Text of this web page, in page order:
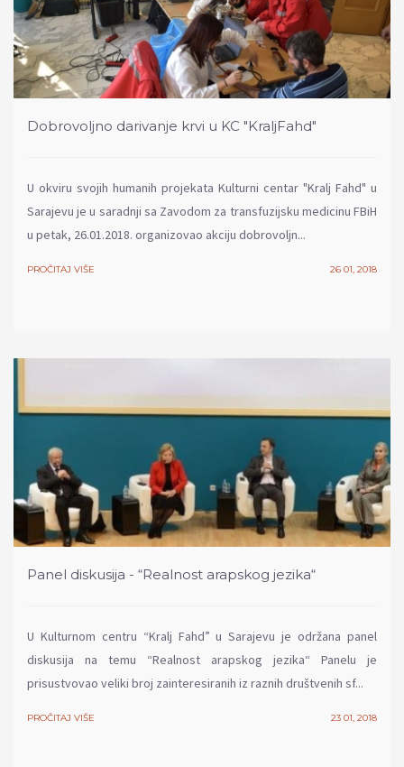
Dobrovoljno darivanje krvi u KC "KraljFahd"
U okviru svojih humanih projekata Kulturni centar "Kralj Fahd" u
Sarajevu je u saradnji sa Zavodom za transfuzijsku medicinu FBiH
u petak, 26.01.2018. organizovao akciju dobrovoljn...
PROČITAJ VIŠE 26 01, 2018
Panel diskusija - “Realnost arapskog jezika“
U Kulturnom centru “Kralj Fahd” u Sarajevu je održana panel
diskusija na temu “Realnost arapskog jezika“ Panelu je
prisustvovao veliki broj zainteresiranih iz raznih društvenih sf...
PROČITAJ VIŠE 23 01, 2018